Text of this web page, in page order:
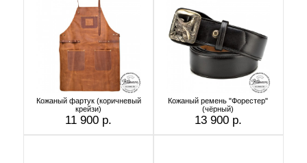
Кожаный фартук (коричневый
крейзи)
11 900 р.
Кожаный ремень "Форестер"
(чёрный)
13 900 р.